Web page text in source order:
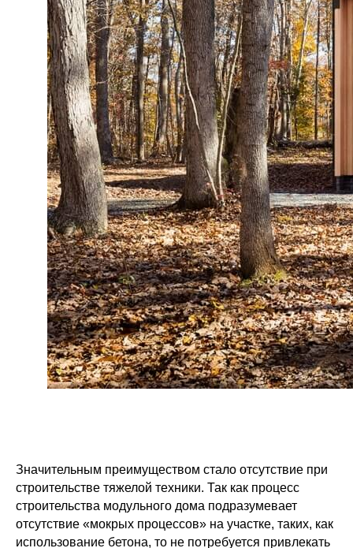
Значительным преимуществом стало отсутствие при
строительстве тяжелой техники. Так как процесс
строительства модульного дома подразумевает
отсутствие «мокрых процессов» на участке, таких, как
использование бетона, то не потребуется привлекать